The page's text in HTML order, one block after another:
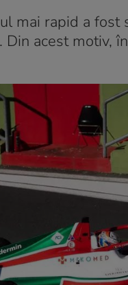
mai rapid a
acest motiv,